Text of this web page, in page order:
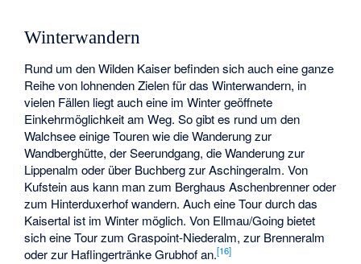
Winterwandern
Rund um den Wilden Kaiser befinden sich auch eine ganze
Reihe von lohnenden Zielen für das Winterwandern, in
vielen Fällen liegt auch eine im Winter geöffnete
Einkehrmöglichkeit am Weg. So gibt es rund um den
Walchsee einige Touren wie die Wanderung zur
Wandberghütte, der Seerundgang, die Wanderung zur
Lippenalm oder über Buchberg zur Aschingeralm. Von
Kufstein aus kann man zum Berghaus Aschenbrenner oder
zum Hinterduxerhof wandern. Auch eine Tour durch das
Kaisertal ist im Winter möglich. Von Ellmau/Going bietet
sich eine Tour zum Graspoint-Niederalm, zur Brenneralm
oder zur Haflingertränke Grubhof an.[16]